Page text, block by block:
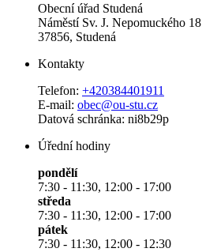
Obecní úřad Studená
Náměstí Sv. J. Nepomuckého 18
37856, Studená
Kontakty
Telefon: +420384401911
E-mail: obec@ou-stu.cz
Datová schránka: ni8b29p
Úřední hodiny
pondělí
7:30 - 11:30, 12:00 - 17:00
středa
7:30 - 11:30, 12:00 - 17:00
pátek
7:30 - 11:30, 12:00 - 12:30